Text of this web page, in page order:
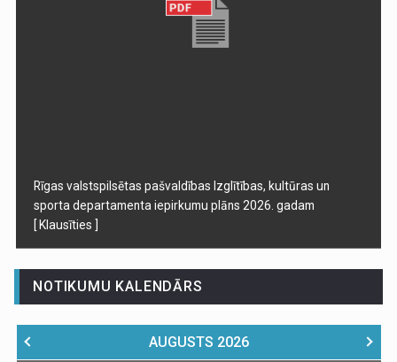
Rīgas valstspilsētas pašvaldības Izglītības, kultūras un
sporta departamenta iepirkumu plāns 2026. gadam
[ Klausīties ]
NOTIKUMU KALENDĀRS
AUGUSTS 2026